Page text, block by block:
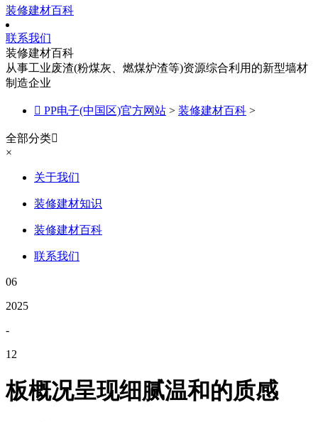
装修建材百科
联系我们
装修建材百科
从事工业废渣(粉煤灰、燃煤炉渣等)资源综合利用的新型墙材
制造企业
 PP电子(中国区)官方网站 > 装修建材百科 >
全部分类
×
关于我们
装修建材知识
装修建材百科
联系我们
06
2025
-
12
板概况呈现细腻温和的质感